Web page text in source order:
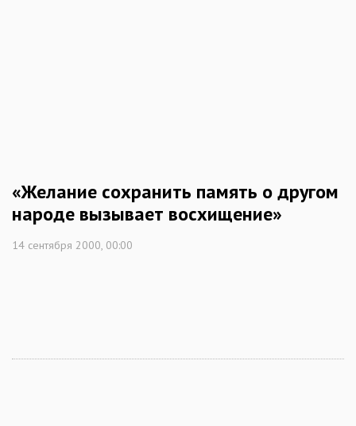
«Желание сохранить память о другом
народе вызывает восхищение»
14 сентября 2000, 00:00